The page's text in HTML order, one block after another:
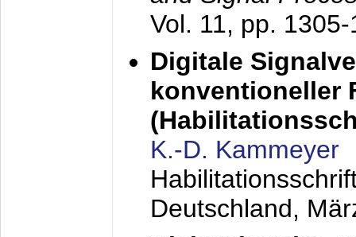
Vol. 11, pp.
Digitale
konventioneller
K.-D. Kammeyer
Deutschland,